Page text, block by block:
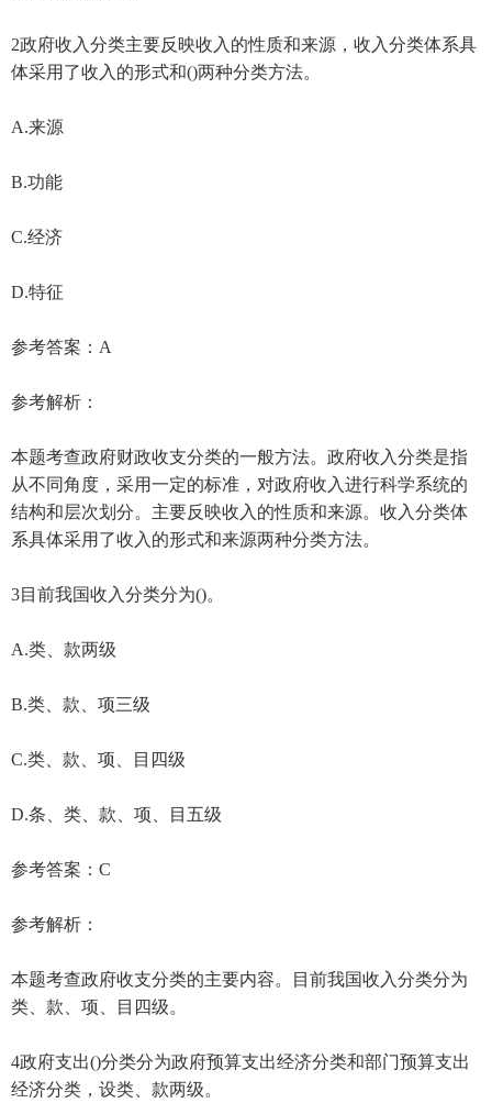
2政府收入分类主要反映收入的性质和来源，收入分类体系具
体采用了收入的形式和()两种分类方法。
A.来源
B.功能
C.经济
D.特征
参考答案：A
参考解析：
本题考查政府财政收支分类的一般方法。政府收入分类是指
从不同角度，采用一定的标准，对政府收入进行科学系统的
结构和层次划分。主要反映收入的性质和来源。收入分类体
系具体采用了收入的形式和来源两种分类方法。
3目前我国收入分类分为()。
A.类、款两级
B.类、款、项三级
C.类、款、项、目四级
D.条、类、款、项、目五级
参考答案：C
参考解析：
本题考查政府收支分类的主要内容。目前我国收入分类分为
类、款、项、目四级。
4政府支出()分类分为政府预算支出经济分类和部门预算支出
经济分类，设类、款两级。